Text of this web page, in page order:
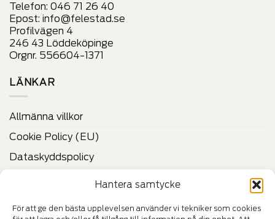
Hantera samtycke
För att ge den bästa upplevelsen använder vi tekniker som cookies
sida
Telefon: 046 71 26 40
Epost: info@felestad.se
Profilvägen 4
246 43 Löddeköpinge
Orgnr. 556604-1371
LÄNKAR
Allmänna villkor
Cookie Policy (EU)
Dataskyddspolicy